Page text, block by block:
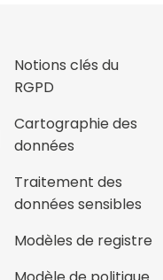
Notions clés du
RGPD
Cartographie des
données
Traitement des
données sensibles
Modèles de registre